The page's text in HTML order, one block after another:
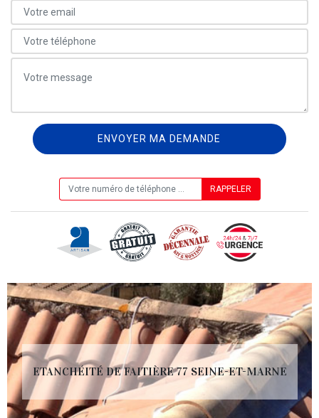
ETANCHÉITÉ DE FAITIÈRE 77 SEINE-ET-MARNE